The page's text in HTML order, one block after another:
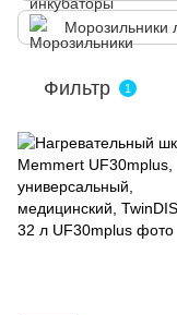
Морозильники
Фильтр 1